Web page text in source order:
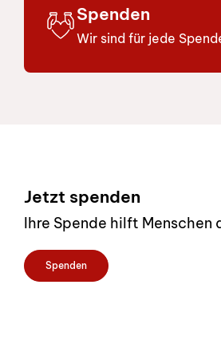
Spenden
Wir sind für jede
Jetzt spenden
Ihre Spende hilft Menschen
Spenden